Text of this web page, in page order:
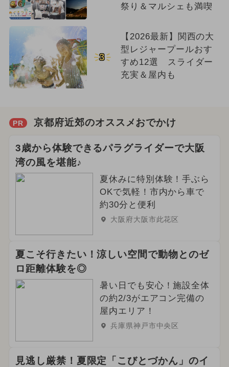
祭り＆マルシェも満喫
3
【2026最新】関西の大
型レジャープールおす
すめ12選 スライダー
充実＆屋内も
PR 京都府近郊のオススメおでかけ
3歳から体験できるパラグライダーで大阪
湾の風を堪能♪
夏休みに特別体験！手ぶら
OKで気軽！市内から車で
約30分と便利
大阪府大阪市此花区
夏こそ行きたい！涼しい空間で動物とのゼ
ロ距離体験を◎
暑い日でも安心！施設全体
の約2/3がエアコン完備の
屋内エリア！
兵庫県神戸市中央区
見逃し厳禁！夏限定「こびとづかん」のイ